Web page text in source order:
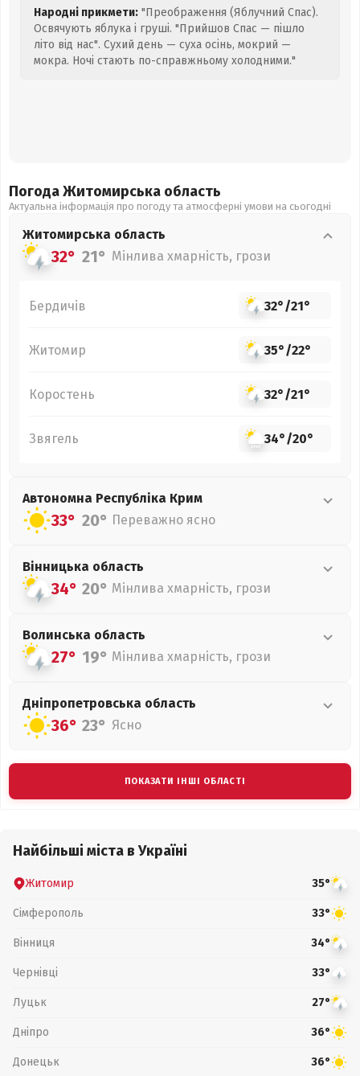
Народні прикмети: "Преображення (Яблучний Спас).
Освячують яблука і груші. "Прийшов Спас — пішло
літо від нас". Сухий день — суха осінь, мокрий —
мокра. Ночі стають по-справжньому холодними."
Погода Житомирська область
Актуальна інформація про погоду та атмосферні умови на сьогодні
Житомирська область
32° 21° Мінлива хмарність, грози
Бердичів 32°/21°
Житомир 35°/22°
Коростень 32°/21°
Звягель 34°/20°
Автономна Республіка Крим
33° 20° Переважно ясно
Вінницька область
34° 20° Мінлива хмарність, грози
Волинська область
27° 19° Мінлива хмарність, грози
Дніпропетровська область
36° 23° Ясно
ПОКАЗАТИ ІНШІ ОБЛАСТІ
Найбільші міста в Україні
Житомир 35°
Сімферополь 33°
Вінниця 34°
Чернівці 33°
Луцьк 27°
Дніпро 36°
Донецьк 36°